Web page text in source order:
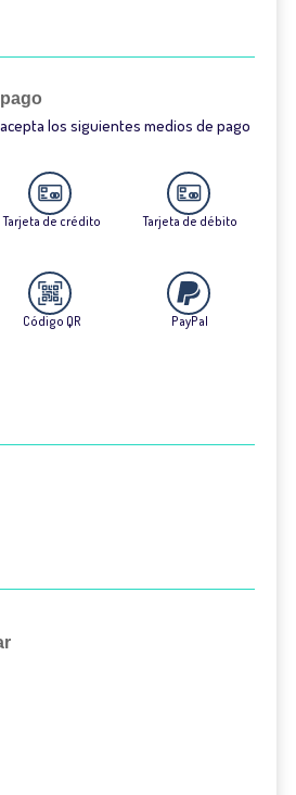
los siguientes medios de pago
Tarjeta de crédito Tarjeta de débito
Código QR PayPal